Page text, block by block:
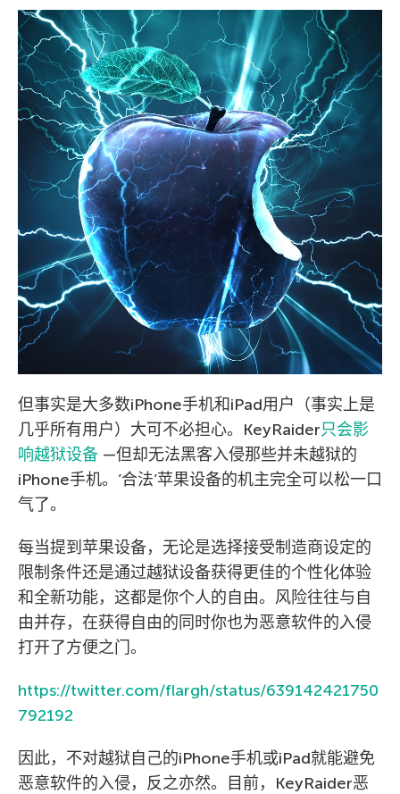
但事实是大多数iPhone手机和iPad用户（事实上是
几乎所有用户）大可不必担心。KeyRaider只会影
响越狱设备 —但却无法黑客入侵那些并未越狱的
iPhone手机。’合法’苹果设备的机主完全可以松一口
气了。
每当提到苹果设备，无论是选择接受制造商设定的
限制条件还是通过越狱设备获得更佳的个性化体验
和全新功能，这都是你个人的自由。风险往往与自
由并存，在获得自由的同时你也为恶意软件的入侵
打开了方便之门。
https://twitter.com/flargh/status/639142421750
792192
因此，不对越狱自己的iPhone手机或iPad就能避免
恶意软件的入侵，反之亦然。目前，KeyRaider恶